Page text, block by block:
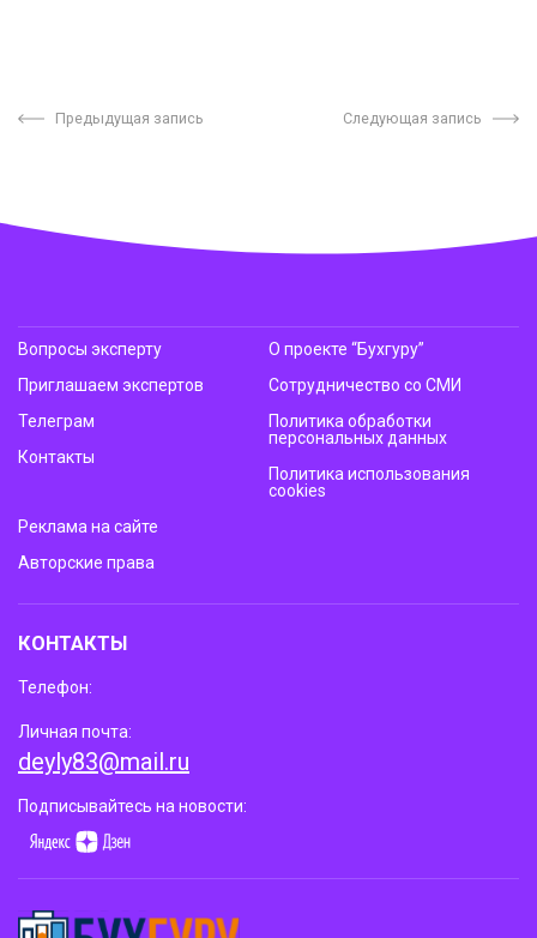
Предыдущая запись Следующая запись
Вопросы эксперту
Приглашаем экспертов
Телеграм
Контакты
О проекте “Бухгуру”
Сотрудничество со СМИ
Политика обработки
персональных данных
Политика использования
cookies
Реклама на сайте
Авторские права
КОНТАКТЫ
Телефон:
Личная почта:
deyly83@mail.ru
Подписывайтесь на новости: